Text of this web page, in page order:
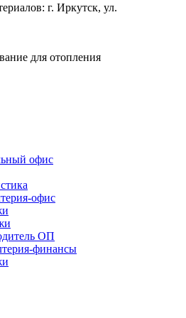
г. Иркутск, ул.
для отопления
офис
офис
ОП
финансы